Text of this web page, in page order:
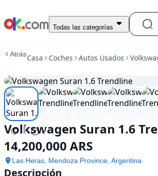
Usado
1.6
En
venta
14,200,000
ARS
Todas las categorías
AtrásCasa Coches Autos Usados
Volkswagen Suran 1.6
14,200,000 ARS
Las Heras, Mendoza Province, Argentina
Descripción